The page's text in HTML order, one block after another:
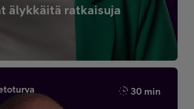
älykkäitä ratkaisuja
30 min